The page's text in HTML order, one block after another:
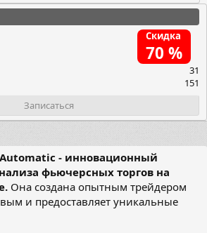
Скидка
70 %
31
151
Записаться
- инновационный
фьючерсных торгов на
Она создана опытным трейдером
и предоставляет уникальные